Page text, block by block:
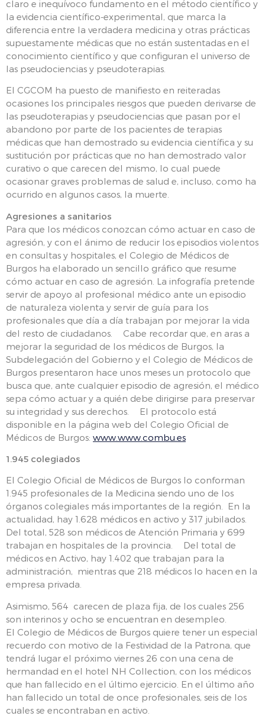
claro e inequívoco fundamento en el método científico y
la evidencia científico-experimental, que marca la
diferencia entre la verdadera medicina y otras prácticas
supuestamente médicas que no están sustentadas en el
conocimiento científico y que configuran el universo de
las pseudociencias y pseudoterapias.
El CGCOM ha puesto de manifiesto en reiteradas
ocasiones los principales riesgos que pueden derivarse de
las pseudoterapias y pseudociencias que pasan por el
abandono por parte de los pacientes de terapias
médicas que han demostrado su evidencia científica y su
sustitución por prácticas que no han demostrado valor
curativo o que carecen del mismo, lo cual puede
ocasionar graves problemas de salud e, incluso, como ha
ocurrido en algunos casos, la muerte.
Agresiones a sanitarios
Para que los médicos conozcan cómo actuar en caso de
agresión, y con el ánimo de reducir los episodios violentos
en consultas y hospitales, el Colegio de Médicos de
Burgos ha elaborado un sencillo gráfico que resume
cómo actuar en caso de agresión. La infografía pretende
servir de apoyo al profesional médico ante un episodio
de naturaleza violenta y servir de guía para los
profesionales que día a día trabajan por mejorar la vida
del resto de ciudadanos. Cabe recordar que, en aras a
mejorar la seguridad de los médicos de Burgos, la
Subdelegación del Gobierno y el Colegio de Médicos de
Burgos presentaron hace unos meses un protocolo que
busca que, ante cualquier episodio de agresión, el médico
sepa cómo actuar y a quién debe dirigirse para preservar
su integridad y sus derechos. El protocolo está
disponible en la página web del Colegio Oficial de
Médicos de Burgos: www.www.combu.es
1.945 colegiados
El Colegio Oficial de Médicos de Burgos lo conforman
1.945 profesionales de la Medicina siendo uno de los
órganos colegiales más importantes de la región. En la
actualidad, hay 1.628 médicos en activo y 317 jubilados.
Del total, 528 son médicos de Atención Primaria y 699
trabajan en hospitales de la provincia. Del total de
médicos en Activo, hay 1.402 que trabajan para la
administración, mientras que 218 médicos lo hacen en la
empresa privada.
Asimismo, 564 carecen de plaza fija, de los cuales 256
son interinos y ocho se encuentran en desempleo.
El Colegio de Médicos de Burgos quiere tener un especial
recuerdo con motivo de la Festividad de la Patrona, que
tendrá lugar el próximo viernes 26 con una cena de
hermandad en el hotel NH Collection, con los médicos
que han fallecido en el último ejercicio. En el último año
han fallecido un total de once profesionales, seis de los
cuales se encontraban en activo.